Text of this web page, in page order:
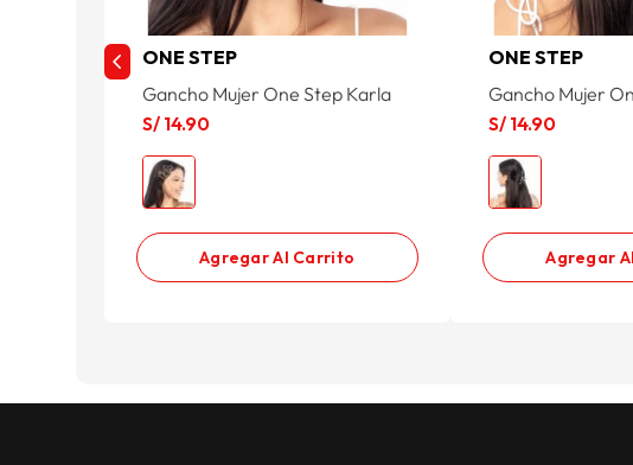
ONE STEP
Gancho Mujer One Step Karla
S/ 14.90
Agregar Al Carrito
ONE STEP
Gancho Mujer
S/ 14.90
Agregar